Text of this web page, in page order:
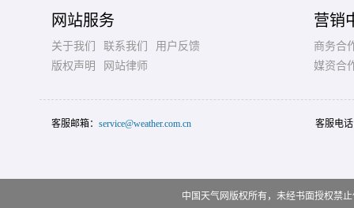
网站服务
关于我们 联系我们
用户反馈
版权声明
网站律师
营销
商务合
媒资合
客服邮箱： service@weather.com.cn 客服电
中国天气网版权所有，未经书面授权